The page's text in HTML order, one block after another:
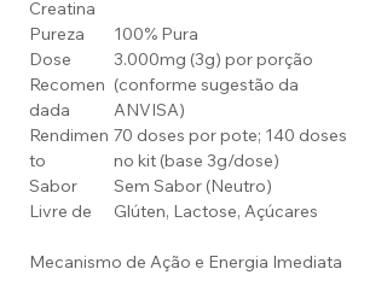
Creatina
Pureza
100% Pura
Dose
Recomen
dada
3.000mg (3g) por porção
(conforme sugestão da
ANVISA)
Rendimen
to
70 doses por pote; 140 doses
no kit (base 3g/dose)
Sabor
Sem Sabor (Neutro)
Livre de
Glúten, Lactose, Açúcares
Mecanismo de Ação e Energia Imediata